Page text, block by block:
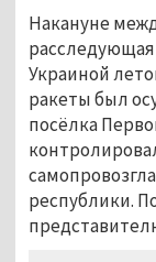
Накануне
расследующая
Украиной
ракеты был
посёлка
республики.